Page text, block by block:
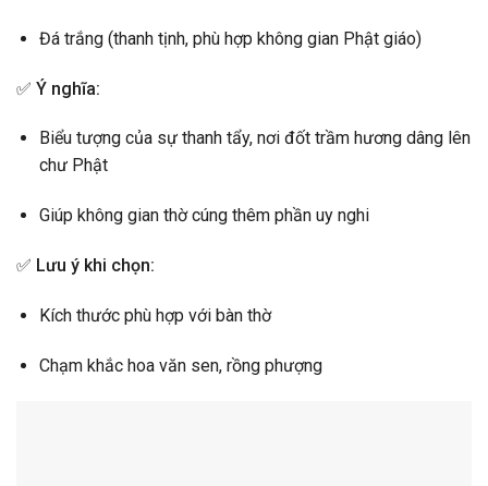
Đá trắng (thanh tịnh, phù hợp không gian Phật giáo)
✅ Ý nghĩa:
Biểu tượng của sự thanh tẩy, nơi đốt trầm hương dâng lên
chư Phật
Giúp không gian thờ cúng thêm phần uy nghi
✅ Lưu ý khi chọn:
Kích thước phù hợp với bàn thờ
Chạm khắc hoa văn sen, rồng phượng